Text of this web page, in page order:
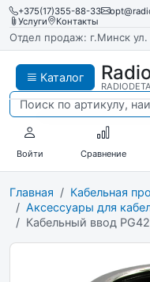
+375(17)355-88-33
Услуги
Контакты
Отдел продаж: г.Минск
Каталог
Войти Сравнение
Главная
Кабельная
Аксессуары для
Кабельный ввод